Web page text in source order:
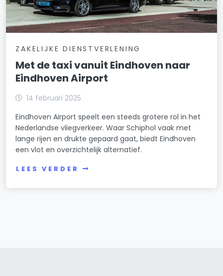
ZAKELIJKE DIENSTVERLENING
Met de taxi vanuit Eindhoven naar
Eindhoven Airport
14 februari 2025
Eindhoven Airport speelt een steeds grotere rol in het
Nederlandse vliegverkeer. Waar Schiphol vaak met
lange rijen en drukte gepaard gaat, biedt Eindhoven
een vlot en overzichtelijk alternatief.
LEES VERDER